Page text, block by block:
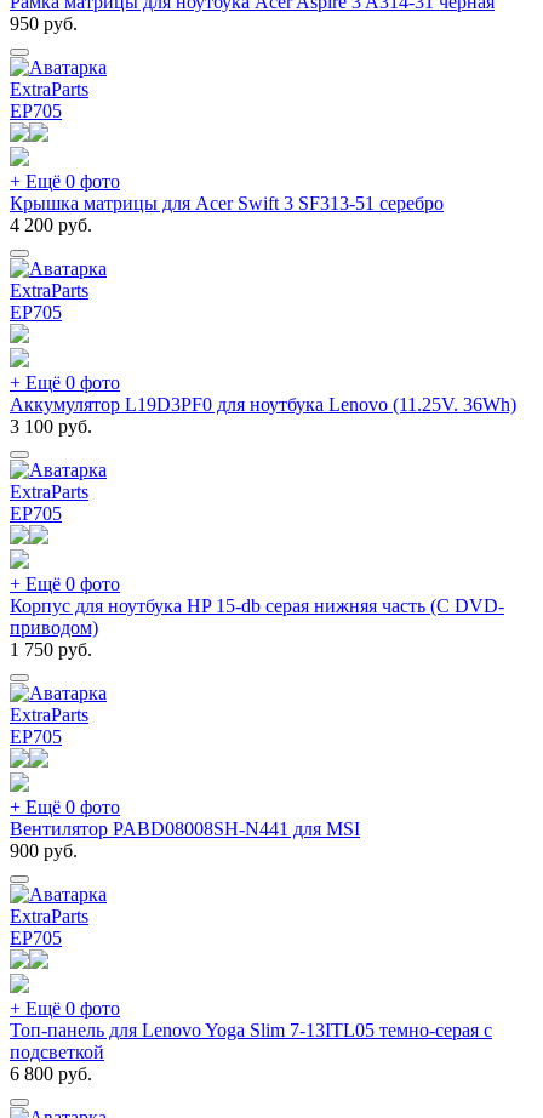
950 руб.
ExtraParts
EP705
+ Ещё 0 фото
Крышка матрицы для Acer Swift 3 SF313-51 серебро
4 200 руб.
ExtraParts
EP705
+ Ещё 0 фото
Аккумулятор L19D3PF0 для ноутбука Lenovo (11.25V. 36Wh)
3 100 руб.
ExtraParts
EP705
+ Ещё 0 фото
Корпус для ноутбука HP 15-db серая нижняя часть (С DVD-
приводом)
1 750 руб.
ExtraParts
EP705
+ Ещё 0 фото
Вентилятор PABD08008SH-N441 для MSI
900 руб.
ExtraParts
EP705
+ Ещё 0 фото
Топ-панель для Lenovo Yoga Slim 7-13ITL05 темно-серая с
подсветкой
6 800 руб.